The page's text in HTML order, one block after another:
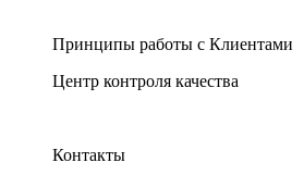
Принципы работы с Клиентами
Центр контроля качества
Контакты